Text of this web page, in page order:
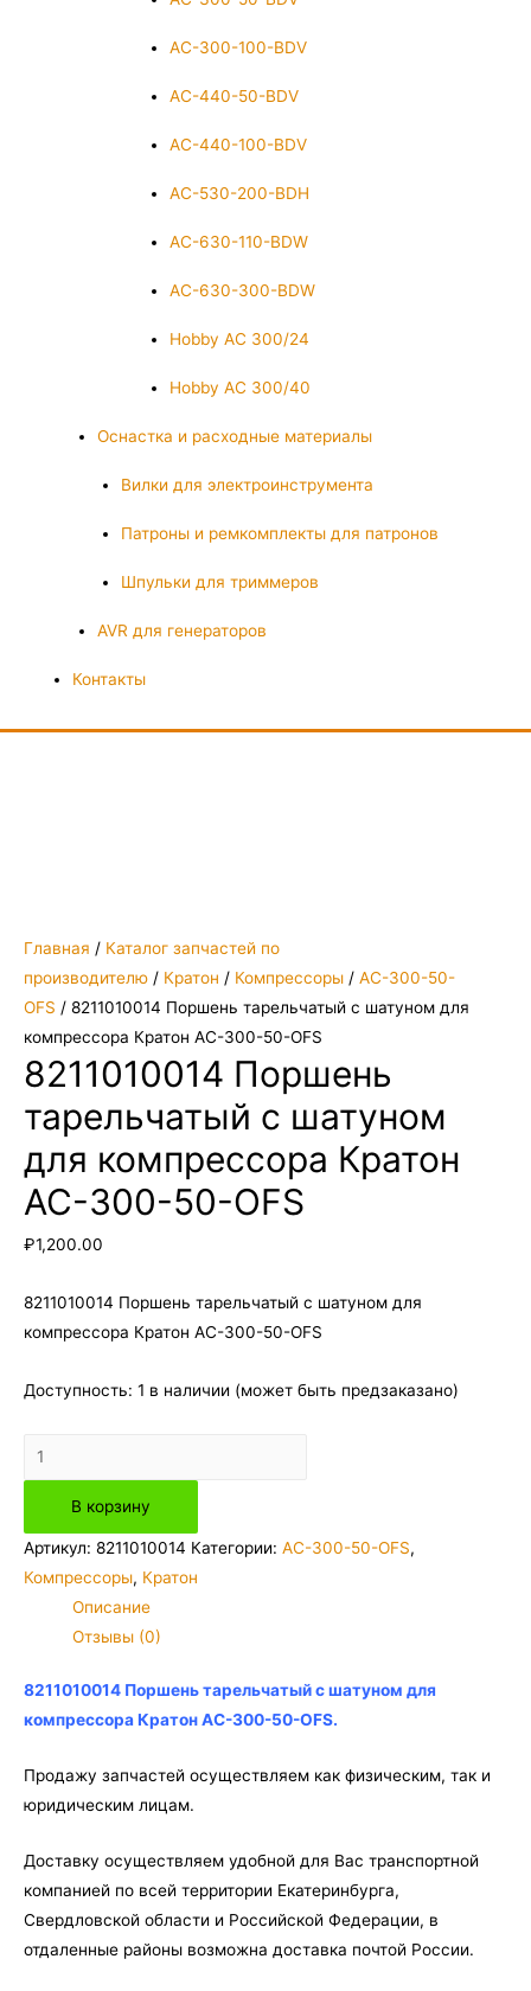
AC-300-100-BDV
AC-440-50-BDV
AC-440-100-BDV
AC-530-200-BDH
AC-630-110-BDW
AC-630-300-BDW
Hobby AC 300/24
Hobby AC 300/40
Оснастка и расходные материалы
Вилки для электроинструмента
Патроны и ремкомплекты для патронов
Шпульки для триммеров
AVR для генераторов
Контакты
Главная / Каталог запчастей по
производителю / Кратон / Компрессоры / AC-300-50-
OFS / 8211010014 Поршень тарельчатый с шатуном для
компрессора Кратон AC-300-50-OFS
8211010014 Поршень
тарельчатый с шатуном
для компрессора Кратон
AC-300-50-OFS
₽1,200.00
8211010014 Поршень тарельчатый с шатуном для
компрессора Кратон AC-300-50-OFS
Доступность: 1 в наличии (может быть предзаказано)
Количество
товара
8211010014
Поршень
компрессора
Кратон
300-
50-
В корзину
Артикул: 8211010014 Категории: AC-300-50-OFS,
Компрессоры, Кратон
Описание
Отзывы (0)
8211010014 Поршень тарельчатый с шатуном для
компрессора Кратон AC-300-50-OFS.
Продажу запчастей осуществляем как физическим, так и
юридическим лицам.
Доставку осуществляем удобной для Вас транспортной
компанией по всей территории Екатеринбурга,
Свердловской области и Российской Федерации, в
отдаленные районы возможна доставка почтой России.